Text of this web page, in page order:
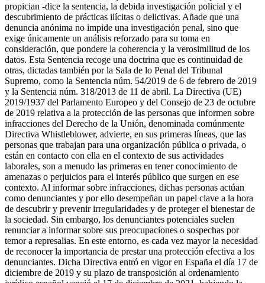
propician -dice la sentencia, la debida investigación policial y el
descubrimiento de prácticas ilícitas o delictivas. Añade que una
denuncia anónima no impide una investigación penal, sino que
exige únicamente un análisis reforzado para su toma en
consideración, que pondere la coherencia y la verosimilitud de los
datos. Esta Sentencia recoge una doctrina que es continuidad de
otras, dictadas también por la Sala de lo Penal del Tribunal
Supremo, como la Sentencia núm. 54/2019 de 6 de febrero de 2019
y la Sentencia núm. 318/2013 de 11 de abril. La Directiva (UE)
2019/1937 del Parlamento Europeo y del Consejo de 23 de octubre
de 2019 relativa a la protección de las personas que informen sobre
infracciones del Derecho de la Unión, denominada comúnmente
Directiva Whistleblower, advierte, en sus primeras líneas, que las
personas que trabajan para una organización pública o privada, o
están en contacto con ella en el contexto de sus actividades
laborales, son a menudo las primeras en tener conocimiento de
amenazas o perjuicios para el interés público que surgen en ese
contexto. Al informar sobre infracciones, dichas personas actúan
como denunciantes y por ello desempeñan un papel clave a la hora
de descubrir y prevenir irregularidades y de proteger el bienestar de
la sociedad. Sin embargo, los denunciantes potenciales suelen
renunciar a informar sobre sus preocupaciones o sospechas por
temor a represalias. En este entorno, es cada vez mayor la necesidad
de reconocer la importancia de prestar una protección efectiva a los
denunciantes. Dicha Directiva entró en vigor en España el día 17 de
diciembre de 2019 y su plazo de transposición al ordenamiento